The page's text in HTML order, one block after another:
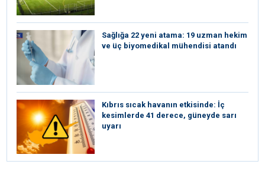
Sağlığa 22 yeni atama: 19 uzman hekim
ve üç biyomedikal mühendisi atandı
Kıbrıs sıcak havanın etkisinde: İç
kesimlerde 41 derece, güneyde sarı
uyarı